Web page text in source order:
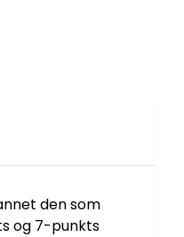
den som
og 7-punkts